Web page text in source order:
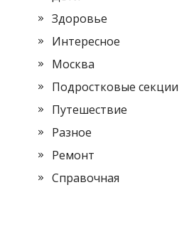
Здоровье
Интересное
Москва
Подростковые секции
Путешествие
Разное
Ремонт
Справочная